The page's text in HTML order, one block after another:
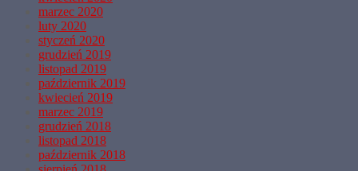
marzec 2020
luty 2020
styczeń 2020
grudzień 2019
listopad 2019
październik 2019
kwiecień 2019
marzec 2019
grudzień 2018
listopad 2018
październik 2018